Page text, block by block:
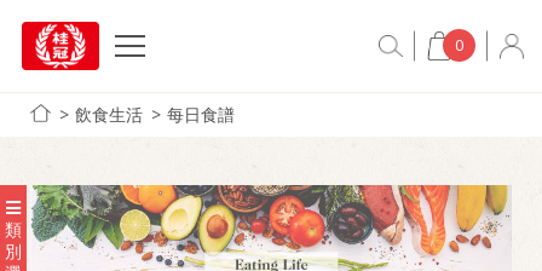
0
飲食生活 每日食譜
類
別